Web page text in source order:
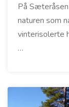
På
naturen som
vinterisolerte
…